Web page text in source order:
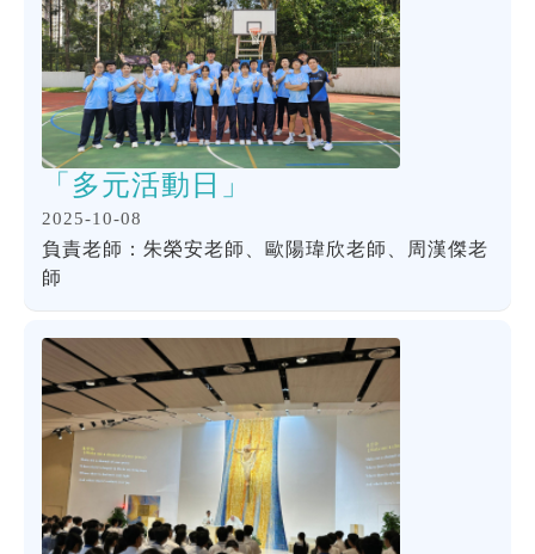
「多元活動日」
2025-10-08
負責老師：朱榮安老師、歐陽瑋欣老師、周漢傑老
師